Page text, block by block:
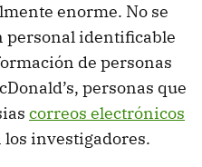
enorme. No se
personal identificable
de personas
personas que
correos electrónicos
los investigadores.